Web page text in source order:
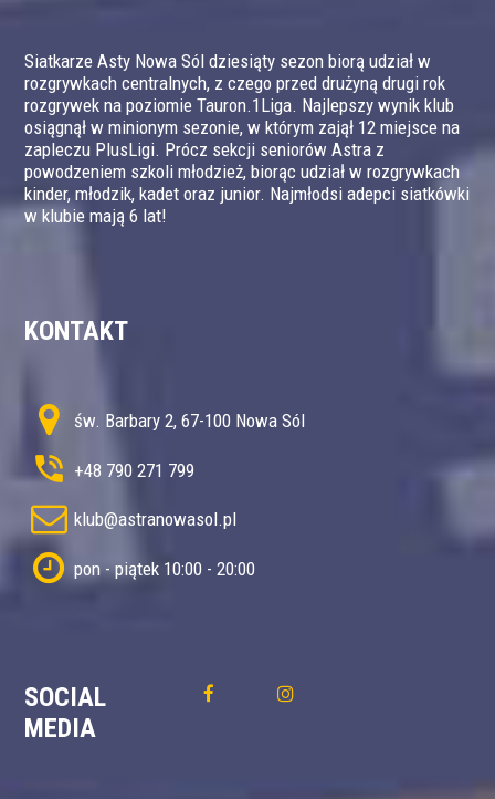
Siatkarze Asty Nowa Sól dziesiąty sezon biorą udział w
rozgrywkach centralnych, z czego przed drużyną drugi rok
rozgrywek na poziomie Tauron.1Liga. Najlepszy wynik klub
osiągnął w minionym sezonie, w którym zajął 12 miejsce na
zapleczu PlusLigi. Prócz sekcji seniorów Astra z
powodzeniem szkoli młodzież, biorąc udział w rozgrywkach
kinder, młodzik, kadet oraz junior. Najmłodsi adepci siatkówki
w klubie mają 6 lat!
KONTAKT
św. Barbary 2, 67-100 Nowa Sól
+48 790 271 799
klub@astranowasol.pl
pon - piątek 10:00 - 20:00
SOCIAL
MEDIA